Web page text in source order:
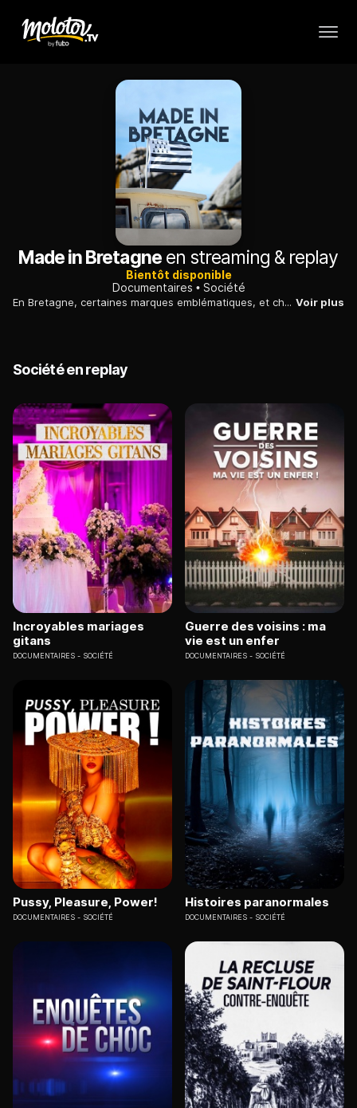
Made in Bretagneen streaming & replay
Bientôt disponible
Documentaires
Société
En Bretagne, certaines marques emblématiques, et chéries des Français, sauvegardent leurs emplois, et s'exportent même : enquête sur une région qui réussit. Voir plus
Société en replay
Incroyables mariages
gitans
DOCUMENTAIRES SOCIÉTÉ
Guerre des voisins : ma
vie est un enfer
DOCUMENTAIRES SOCIÉTÉ
Pussy, Pleasure, Power!
DOCUMENTAIRES SOCIÉTÉ
Histoires paranormales
DOCUMENTAIRES SOCIÉTÉ